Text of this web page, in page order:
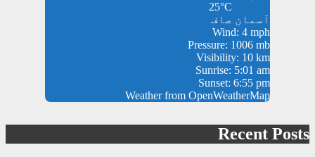
25°C
آسمان صاف
Wind: 4 mph
Pressure: 1006 mb
Visibility: 10 km
Sunrise: 5:01 am
Sunset: 6:55 pm
Weather from OpenWeatherMap
Recent Posts